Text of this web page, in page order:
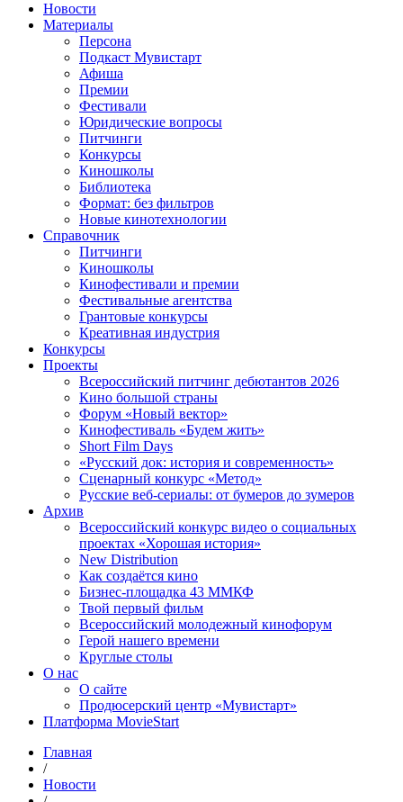
Новости
Материалы
Персона
Подкаст Мувистарт
Афиша
Премии
Фестивали
Юридические вопросы
Питчинги
Конкурсы
Киношколы
Библиотека
Формат: без фильтров
Новые кинотехнологии
Справочник
Питчинги
Киношколы
Кинофестивали и премии
Фестивальные агентства
Грантовые конкурсы
Креативная индустрия
Конкурсы
Проекты
Всероссийский питчинг дебютантов 2026
Кино большой страны
Форум «Новый вектор»
Кинофестиваль «Будем жить»
Short Film Days
«Русский док: история и современность»
Сценарный конкурс «Метод»
Русские веб-сериалы: от бумеров до зумеров
Архив
Всероссийский конкурс видео о социальных
проектах «Хорошая история»
New Distribution
Как создаётся кино
Бизнес-площадка 43 ММКФ
Твой первый фильм
Всероссийский молодежный кинофорум
Герой нашего времени
Круглые столы
О нас
О сайте
Продюсерский центр «Мувистарт»
Платформа MovieStart
Главная
/
Новости